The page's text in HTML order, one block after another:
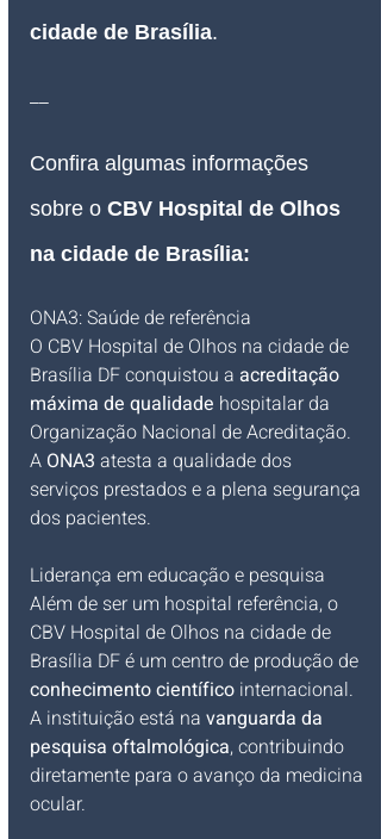
cidade de Brasília.
__
Confira algumas informações
sobre o CBV Hospital de Olhos
na cidade de Brasília:
ONA3: Saúde de referência
O CBV Hospital de Olhos na cidade de
Brasília DF conquistou a acreditação
máxima de qualidade hospitalar da
Organização Nacional de Acreditação.
A ONA3 atesta a qualidade dos
serviços prestados e a plena segurança
dos pacientes.
Liderança em educação e pesquisa
Além de ser um hospital referência, o
CBV Hospital de Olhos na cidade de
Brasília DF é um centro de produção de
conhecimento científico internacional.
A instituição está na vanguarda da
pesquisa oftalmológica, contribuindo
diretamente para o avanço da medicina
ocular.